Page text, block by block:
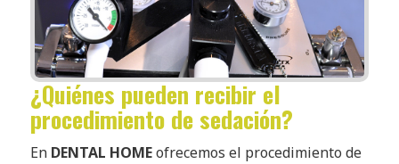
¿Quiénes pueden recibir el
procedimiento de sedación?
En DENTAL HOME ofrecemos el procedimiento de